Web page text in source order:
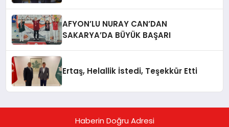
AFYON’LU NURAY CAN’DAN
SAKARYA’DA BÜYÜK BAŞARI
Ertaş, Helallik İstedi, Teşekkür Etti
Haberin Doğru Adresi